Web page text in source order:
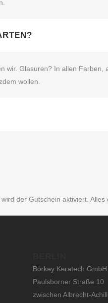
wir. Glasuren? In allen Farben,
wollen.
der Gutschein aktiviert.
Börkey Keratech GmbH
Paulsborner Straße 10
zwischen Albrecht-